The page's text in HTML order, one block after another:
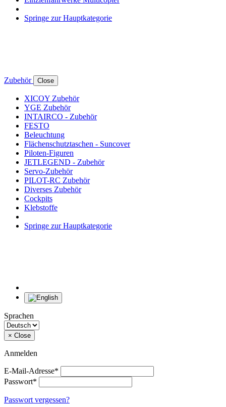
Springe zur Hauptkategorie
Zubehör Close
XICOY Zubehör
YGE Zubehör
INTAIRCO - Zubehör
FESTO
Beleuchtung
Flächenschutztaschen - Suncover
Piloten-Figuren
JETLEGEND - Zubehör
Servo-Zubehör
PILOT-RC Zubehör
Diverses Zubehör
Cockpits
Klebstoffe
Springe zur Hauptkategorie
Sprachen
× Close
Anmelden
E-Mail-Adresse*
Passwort*
Passwort vergessen?